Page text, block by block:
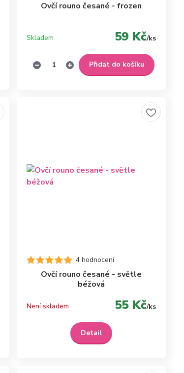
Ovčí rouno česané - frozen
59 Kč/ks
Skladem
Přidat do košíku
4 hodnocení
Ovčí rouno česané - světle
béžová
55 Kč/ks
Není skladem
Detail